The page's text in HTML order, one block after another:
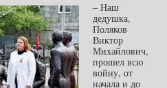
– Наш
дедушка,
Поляков
Виктор
Михайлович,
прошел всю
войну, от
начала и до